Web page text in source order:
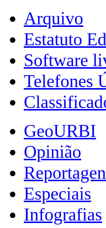
Arquivo
Estatuto
Software
Telefones
GeoURBI
Opinião
Especiais
Infografias